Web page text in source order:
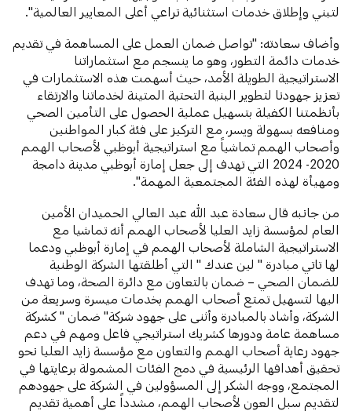
لتبني وإطلاق خدمات استثنائية تراعي أعلى المعايير العالمية".
وأضاف سعادته: "تواصل ضمان العمل على المساهمة في تقديم
خدمات دائمة التطور، وهو ما ينسجم مع استثماراتنا
الاستراتيجية الطويلة الأمد، حيث أسهمت هذه الاستثمارات في
تعزيز جهودنا لتطوير البنية التحتية المتينة لخدماتنا والارتقاء
بأنظمتنا الكفيلة بتسهيل عملية الحصول على التأمين الصحي
ومنافعه بسهولة ويسر، مع التركيز على فئة كبار المواطنين
وأصحاب الهمم تماشياً مع استراتيجية أبوظبي لأصحاب الهمم
2020- 2024 التي تهدف إلى جعل إمارة أبوظبي مدينة دامجة
ومهيأة لهذه الفئة المجتمعية المهمة".
من جانبه قال سعادة عبد الله عبد العالي الحميدان الأمين
العام لمؤسسة زايد العليا لأصحاب الهمم أنه تماشيا مع
الاستراتيجية الشاملة لأصحاب الهمم في إمارة أبوظبي ودعما
لها تاتي مبادرة " لين عندك " التي أطلقتها الشركة الوطنية
للضمان الصحي – ضمان بالتعاون مع دائرة الصحة، وما تهدف
اليها لتسهيل تمتع أصحاب الهمم بخدمات ميسرة وسريعة من
الشركة، وأشاد بالمبادرة وأثنى على جهود شركة" ضمان " كشركة
مساهمة عامة ودورها كشريك استراتيجي فاعل ومهم في دعم
جهود رعاية أصحاب الهمم والتعاون مع مؤسسة زايد العليا نحو
تحقيق أهدافها الرئيسية في دمج الفئات المشمولة برعايتها في
المجتمع، ووجه الشكر إلى المسؤولين في الشركة على جهودهم
لتقديم سبل العون لأصحاب الهمم، مشدداً على أهمية تقديم